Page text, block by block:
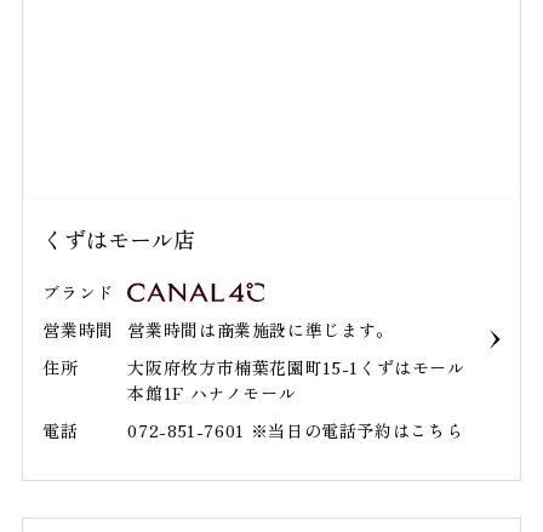
くずはモール店
ブランド
営業時間
営業時間は商業施設に準じます。
住所
大阪府枚方市楠葉花園町15-1くずはモール
本館1F ハナノモール
電話
072-851-7601 ※当日の電話予約はこちら